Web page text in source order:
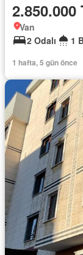
2.850.000
Van
2 Odalı
1
1 hafta, 5 gün önce